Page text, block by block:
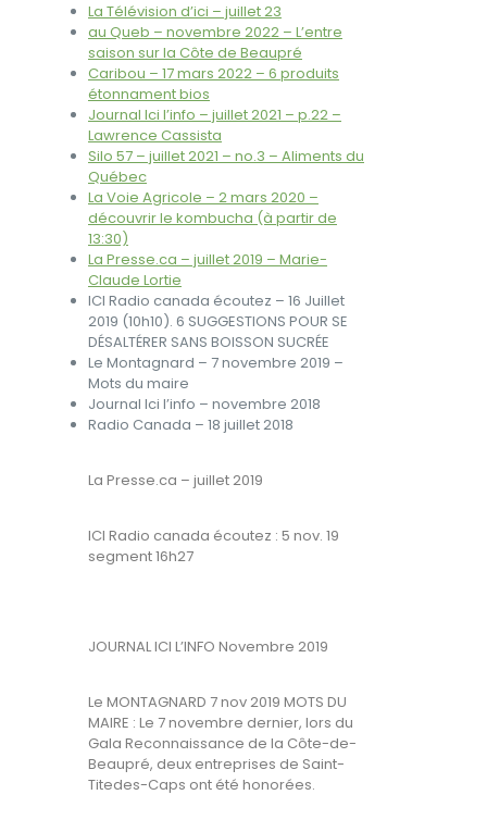
La Télévision d’ici – juillet 23
au Queb – novembre 2022 – L’entre
saison sur la Côte de Beaupré
Caribou – 17 mars 2022 – 6 produits
étonnament bios
Journal Ici l’info – juillet 2021 – p.22 –
Lawrence Cassista
Silo 57 – juillet 2021 – no.3 – Aliments du
Québec
La Voie Agricole – 2 mars 2020 –
découvrir le kombucha (à partir de
13:30)
La Presse.ca – juillet 2019 – Marie-
Claude Lortie
ICI Radio canada écoutez – 16 Juillet
2019 (10h10). 6 SUGGESTIONS POUR SE
DÉSALTÉRER SANS BOISSON SUCRÉE
Le Montagnard – 7 novembre 2019 –
Mots du maire
Journal Ici l’info – novembre 2018
Radio Canada – 18 juillet 2018
La Presse.ca – juillet 2019
ICI Radio canada écoutez : 5 nov. 19
segment 16h27
JOURNAL ICI L’INFO Novembre 2019
Le MONTAGNARD 7 nov 2019 MOTS DU
MAIRE : Le 7 novembre dernier, lors du
Gala Reconnaissance de la Côte-de-
Beaupré, deux entreprises de Saint-
Titedes-Caps ont été honorées.